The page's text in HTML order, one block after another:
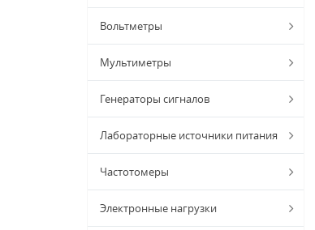
Вольтметры
Мультиметры
Генераторы сигналов
Лабораторные источники питания
Частотомеры
Электронные нагрузки